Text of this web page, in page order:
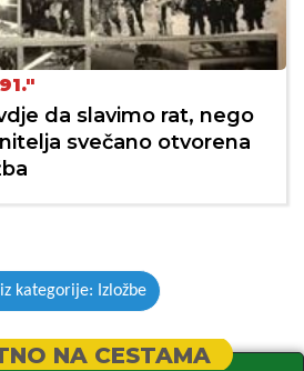
da slavimo rat, nego
svečano otvorena
kategorije: Izložbe
NA CESTAMA